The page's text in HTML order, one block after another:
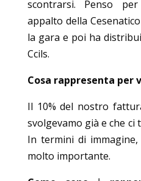
scontrarsi. Penso
appalto della
la gara e poi ha
Ccils.
Cosa rappresenta per
Il 10% del nostro
svolgevamo già e che ci
In termini di
molto importante.